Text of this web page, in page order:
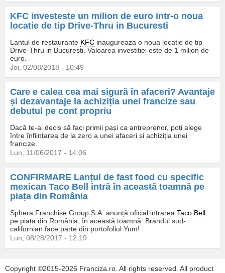
KFC investeste un milion de euro intr-o noua
locatie de tip Drive-Thru in Bucuresti
Lantul de restaurante KFC inaugureaza o noua locatie de tip
Drive-Thru in Bucuresti. Valoarea investitiei este de 1 milion de
euro.
Joi, 02/08/2018 - 10:49
Care e calea cea mai sigură în afaceri? Avantaje
și dezavantaje la achiziția unei francize sau
debutul pe cont propriu
Dacă te-ai decis să faci primii pași ca antreprenor, poți alege
între înființarea de la zero a unei afaceri și achiziția unei
francize.
Lun, 11/06/2017 - 14:06
CONFIRMARE Lanțul de fast food cu specific
mexican Taco Bell intră în această toamnă pe
piața din România
Sphera Franchise Group S.A. anunță oficial intrarea Taco Bell
pe piața din România, în această toamnă. Brandul sud-
californian face parte din portofoliul Yum!
Lun, 08/28/2017 - 12:19
Copyright ©2015-2026 Franciza.ro. All rights reserved. All product